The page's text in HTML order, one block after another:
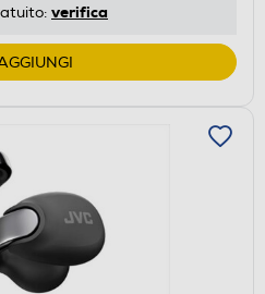
verifica